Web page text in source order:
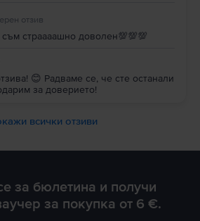
отзив
страааашно доволен💯💯💯
😊 Радваме се, че сте останали
за доверието!
всички отзиви
за бюлетина и получи
за покупка от 6 €.